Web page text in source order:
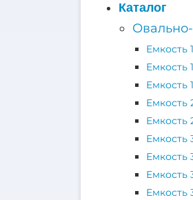
Каталог
Емкость
Емкость
Емкость
Емкость
Емкость
Емкость
Емкость
Емкость
Емкость